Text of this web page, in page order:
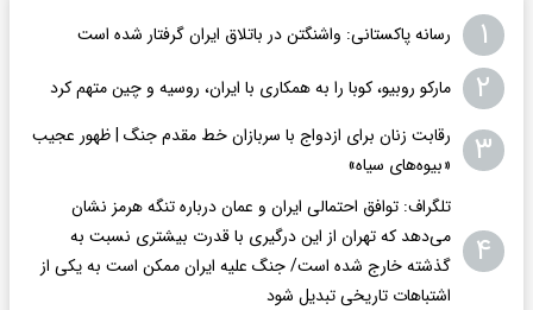
۱ رسانه پاکستانی: واشنگتن در باتلاق ایران گرفتار شده است
۲ مارکو روبیو، کوبا را به همکاری با ایران، روسیه و چین متهم کرد
۳
رقابت زنان برای ازدواج با سربازان خط مقدم جنگ | ظهور عجیب
«بیوه‌های سیاه»
۴
تلگراف: توافق احتمالی ایران و عمان درباره تنگه هرمز نشان
می‌دهد که تهران از این درگیری با قدرت بیشتری نسبت به
گذشته خارج شده است/ جنگ علیه ایران ممکن است به یکی از
اشتباهات تاریخی تبدیل شود